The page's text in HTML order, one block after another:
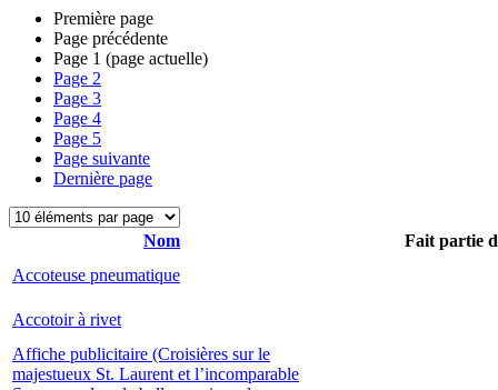
Première page
Page précédente
Page 1 (page actuelle)
Page 2
Page 3
Page 4
Page 5
Page suivante
Dernière page
Nom
Fait partie
Accoteuse pneumatique
Accotoir à rivet
Affiche publicitaire (Croisières sur le
majestueux St. Laurent et l’incomparable